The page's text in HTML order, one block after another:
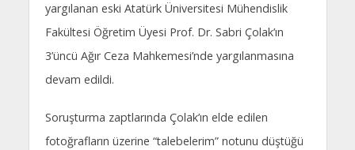
yargılanan eski Atatürk Üniversitesi Mühendislik
Fakültesi Öğretim Üyesi Prof. Dr. Sabri Çolak’ın
3’üncü Ağır Ceza Mahkemesi’nde yargılanmasına
devam edildi.
Soruşturma zaptlarında Çolak’ın elde edilen
fotoğrafların üzerine “talebelerim” notunu düştüğü